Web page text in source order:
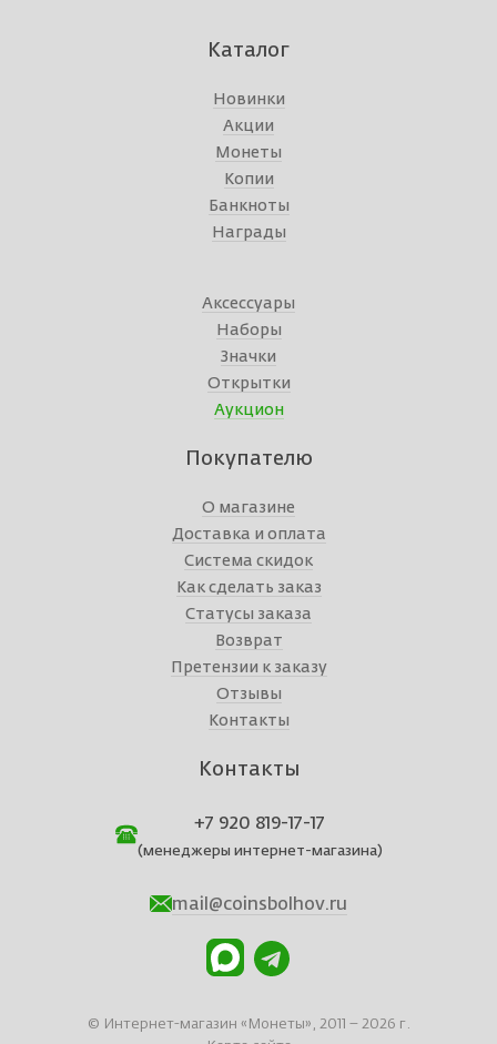
Каталог
Новинки
Акции
Монеты
Копии
Банкноты
Награды
Аксессуары
Наборы
Значки
Открытки
Аукцион
Покупателю
О магазине
Доставка и оплата
Система скидок
Как сделать заказ
Статусы заказа
Возврат
Претензии к заказу
Отзывы
Контакты
Контакты
+7 920 819-17-17
(менеджеры интернет-магазина)
mail@coinsbolhov.ru
© Интернет-магазин «Монеты», 2011 – 2026 г.